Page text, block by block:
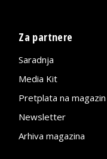
Za partnere
Saradnja
Media Kit
Pretplata na magazin
Newsletter
Arhiva magazina